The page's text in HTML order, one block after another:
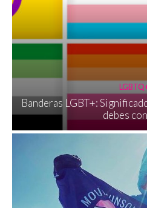
Banderas LGBT+:
debes